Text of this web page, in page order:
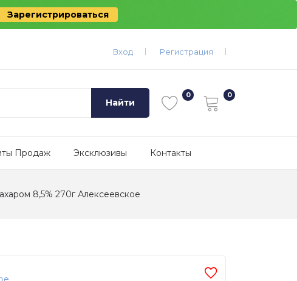
Зарегистрироваться
Вход Регистрация
Найти
Продаж Эксклюзивы Контакты
8,5% 270г Алексеевское